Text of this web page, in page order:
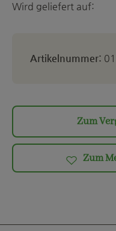
Wird geliefert auf:
Artikelnummer:
Zum
Zum